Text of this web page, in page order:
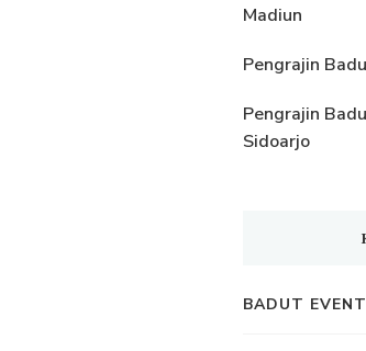
Madiun
Pengrajin
Pengrajin
Sidoarjo
BADUT EVENT